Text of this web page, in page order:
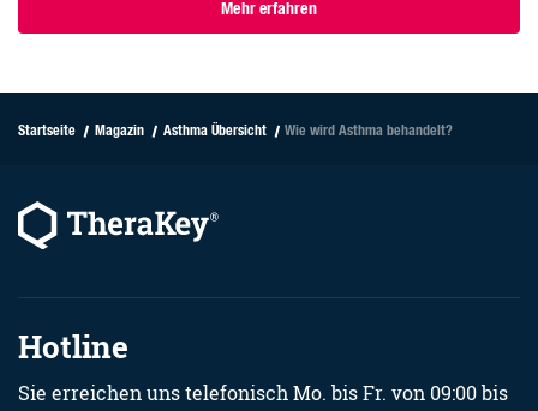
Mehr erfahren
Startseite Magazin Asthma Übersicht Wie wird Asthma behandelt?
Hotline
Sie erreichen uns telefonisch Mo. bis Fr. von 09:00 bis